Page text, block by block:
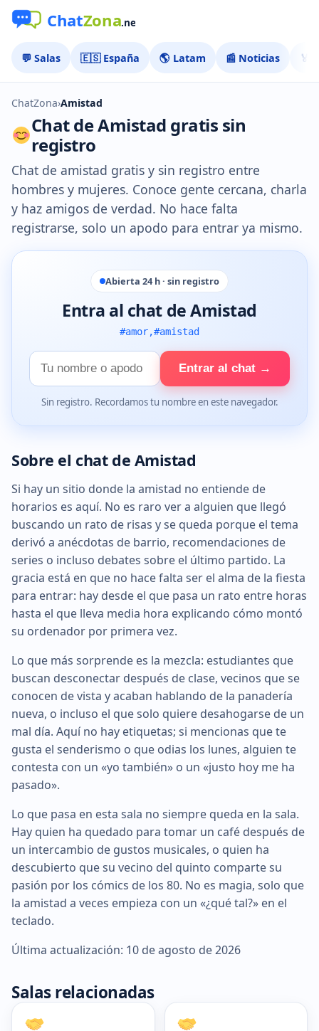
💬 Salas 🇪🇸 España 🌎 Latam 📰 Noticias 🏅
ChatZona›Amistad
Chat de Amistad gratis sin
registro
Chat de amistad gratis y sin registro entre
hombres y mujeres. Conoce gente cercana, charla
y haz amigos de verdad. No hace falta
registrarse, solo un apodo para entrar ya mismo.
Abierta 24 h · sin registro
Entra al chat de Amistad
#amor,#amistad
Tu
nombre
Entrar al chat →
Sin registro. Recordamos tu nombre en este navegador.
Sobre el chat de Amistad
Si hay un sitio donde la amistad no entiende de
horarios es aquí. No es raro ver a alguien que llegó
buscando un rato de risas y se queda porque el tema
derivó a anécdotas de barrio, recomendaciones de
series o incluso debates sobre el último partido. La
gracia está en que no hace falta ser el alma de la fiesta
para entrar: hay desde el que pasa un rato entre horas
hasta el que lleva media hora explicando cómo montó
su ordenador por primera vez.
Lo que más sorprende es la mezcla: estudiantes que
buscan desconectar después de clase, vecinos que se
conocen de vista y acaban hablando de la panadería
nueva, o incluso el que solo quiere desahogarse de un
mal día. Aquí no hay etiquetas; si mencionas que te
gusta el senderismo o que odias los lunes, alguien te
contesta con un «yo también» o un «justo hoy me ha
pasado».
Lo que pasa en esta sala no siempre queda en la sala.
Hay quien ha quedado para tomar un café después de
un intercambio de gustos musicales, o quien ha
descubierto que su vecino del quinto comparte su
pasión por los cómics de los 80. No es magia, solo que
la amistad a veces empieza con un «¿qué tal?» en el
teclado.
Última actualización: 10 de agosto de 2026
Salas relacionadas